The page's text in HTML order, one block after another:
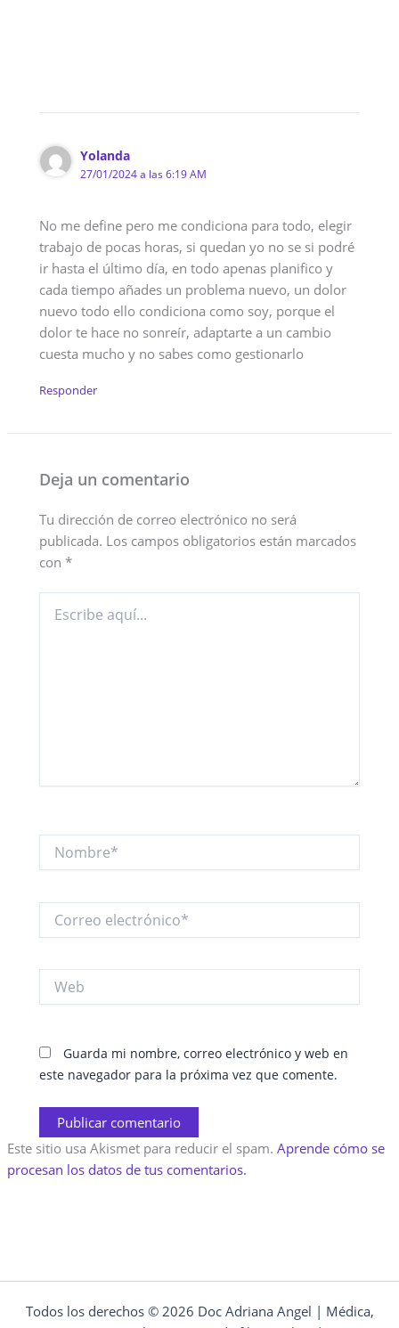
Yolanda
27/01/2024 a las 6:19 AM
No me define pero me condiciona para todo, elegir
trabajo de pocas horas, si quedan yo no se si podré
ir hasta el último día, en todo apenas planifico y
cada tiempo añades un problema nuevo, un dolor
nuevo todo ello condiciona como soy, porque el
dolor te hace no sonreír, adaptarte a un cambio
cuesta mucho y no sabes como gestionarlo
Responder
Deja un comentario
Tu dirección de correo electrónico no será
publicada. Los campos obligatorios están marcados
con*
aquí...
Nombre*
electrónico*
Guarda mi nombre, correo electrónico y web en
este navegador para la próxima vez que comente.
Este sitio usa Akismet para reducir el spam. Aprende cómo se
procesan los datos de tus comentarios.
Todos los derechos © 2026 Doc Adriana Angel | Médica,